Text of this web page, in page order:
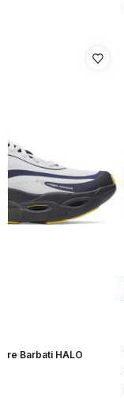
Barbati HALO